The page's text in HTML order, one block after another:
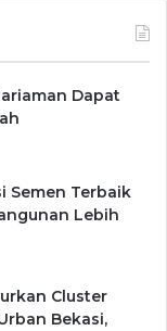
Dapat
Semen Terbaik
Lebih
Cluster
Bekasi,